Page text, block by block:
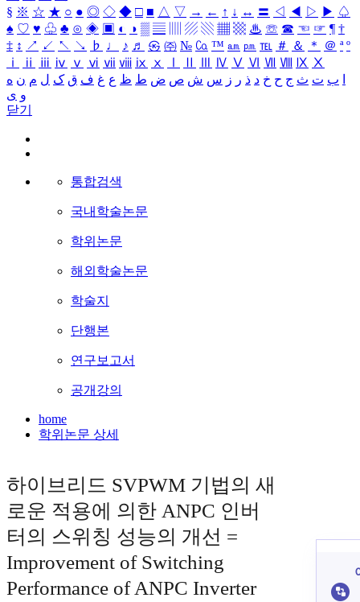
§ ※ ☆ ★ ○ ● ◎ ◇ ◆ □ ■ △ ▽ → ← ↑ ↓ ↔ 〓 ◁ ◀ ▷ ▶ ♤
♠ ♡ ♥ ♧ ♣ ⊙ ◈ ▣ ◐ ◑ ▒ ▤ ▨ ▧ ▦ ▩ ♨ ☏ ☎ ☜ ☞ ¶ †
‡ ↕ ↗ ↙ ↖ ↘ ♭ ♩ ♪ ♬ ㉿ ㈜ № ㏇ ™ ㏂ ㏘ ℡ ＃ ＆ ＊ ＠ ª º
ⅰ
ⅱ ⅲ ⅳ ⅴ ⅵ ⅶ ⅷ ⅸ ⅹ Ⅳ Ⅴ Ⅵ Ⅶ Ⅷ Ⅸ Ⅹ
ب ت ث ج ح خ د ذ ر ز س ش ص ض ط ظ ع غ ف ق ک ل م ن ه
و ی
닫기
통합검색
국내학술논문
학위논문
해외학술논문
학술지
단행본
연구보고서
공개강의
home
학위논문 상세
하이브리드 SVPWM 기법의 새
로운 적용에 의한 ANPC 인버
터의 스위칭 성능의 개선 =
Improvement of Switching
Performance of ANPC Inverter